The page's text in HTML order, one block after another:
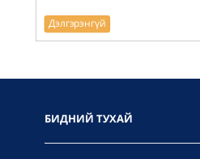
Дэлгэрэнгүй
БИДНИЙ ТУХАЙ